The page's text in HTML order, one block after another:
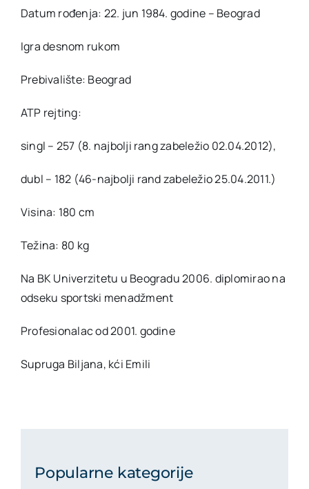
Datum rođenja: 22. jun 1984. godine – Beograd
Igra desnom rukom
Prebivalište: Beograd
ATP rejting:
singl – 257 (8. najbolji rang zabeležio 02.04.2012),
dubl – 182 (46-najbolji rand zabeležio 25.04.2011.)
Visina: 180 cm
Težina: 80 kg
Na BK Univerzitetu u Beogradu 2006. diplomirao na
odseku sportski menadžment
Profesionalac od 2001. godine
Supruga Biljana, kći Emili
Popularne kategorije